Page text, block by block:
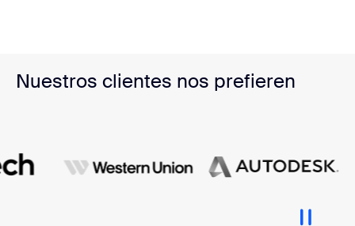
Nuestros clientes nos prefieren